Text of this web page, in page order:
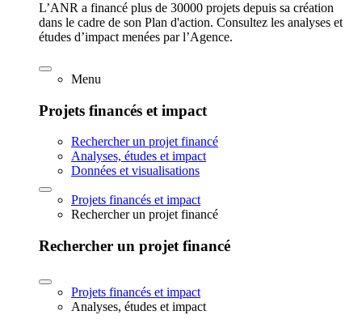
L’ANR a financé plus de 30000 projets depuis sa création
dans le cadre de son Plan d'action. Consultez les analyses et
études d’impact menées par l’Agence.
Menu
Projets financés et impact
Rechercher un projet financé
Analyses, études et impact
Données et visualisations
Projets financés et impact
Rechercher un projet financé
Rechercher un projet financé
Projets financés et impact
Analyses, études et impact